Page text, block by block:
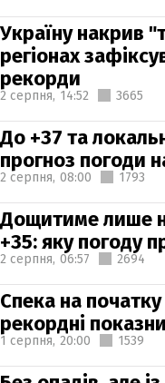
Україну накрив
регіонах
рекорди
2 серпня, 14:52 3665
До +37 та
прогноз погоди
2 серпня, 08:00 1793
Дощитиме лише
+35: яку погоду
2 серпня, 06:57 2694
Спека на
рекордні
1 серпня, 20:00 1539